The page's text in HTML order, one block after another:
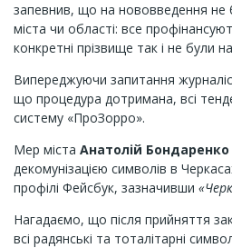
запевнив, що на нововведення
міста чи області: все
конкретні прізвище так і не були
Випереджуючи запитання
що процедура дотримана, всі
систему «ПроЗорро».
Мер міста Анатолій Бондаренко
декомунізацією символів в
профілі Фейсбук, зазначивши
Нагадаємо, що після прийняття
всі радянські та тоталітарні